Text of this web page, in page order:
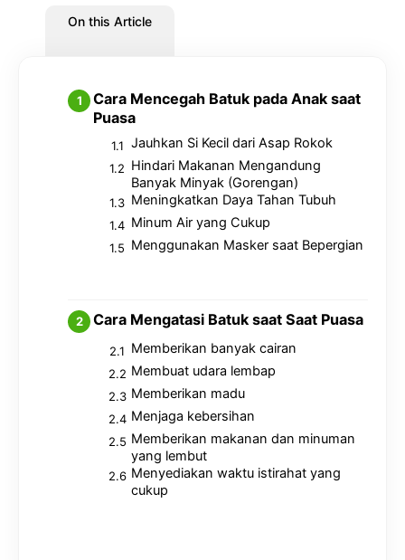
On this Article
Cara Mencegah Batuk pada Anak saat
Puasa
Jauhkan Si Kecil dari Asap Rokok
Hindari Makanan Mengandung
Banyak Minyak (Gorengan)
Meningkatkan Daya Tahan Tubuh
Minum Air yang Cukup
Menggunakan Masker saat Bepergian
Cara Mengatasi Batuk saat Saat Puasa
Memberikan banyak cairan
Membuat udara lembap
Memberikan madu
Menjaga kebersihan
Memberikan makanan dan minuman
yang lembut
Menyediakan waktu istirahat yang
cukup